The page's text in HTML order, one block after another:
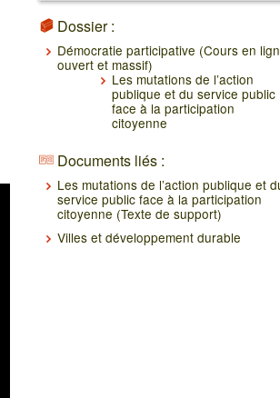
Dossier :
Démocratie participative (Cours en
ouvert et massif)
Les mutations de l’action
publique et du service public
face à la participation
citoyenne
Documents liés :
Les mutations de l’action publique et
service public face à la participation
citoyenne (Texte de support)
Villes et développement durable